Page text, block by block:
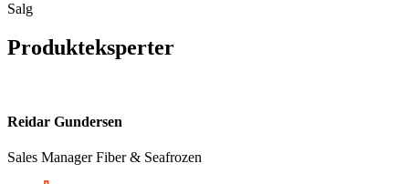
Salg
Produkteksperter
Reidar Gundersen
Sales Manager Fiber & Seafrozen